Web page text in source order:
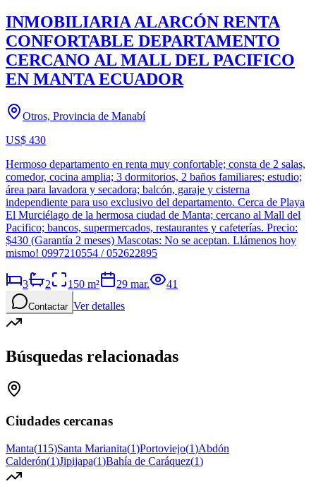
INMOBILIARIA ALARCÓN RENTA
CONFORTABLE DEPARTAMENTO
CERCANO AL MALL DEL PACIFICO
EN MANTA ECUADOR
Otros, Provincia de Manabí
US$ 430
Hermoso departamento en renta muy confortable; consta de 2 salas,
comedor, cocina amplia; 3 dormitorios, 2 baños familiares; estudio;
área para lavadora y secadora; balcón, garaje y cisterna
independiente para uso exclusivo del departamento. Cerca de Playa
El Murciélago de la hermosa ciudad de Manta; cercano al Mall del
Pacifico; bancos, supermercados, restaurantes y cafeterías. Precio:
$430 (Garantía 2 meses) Mascotas: No se aceptan. Llámenos hoy
mismo! 0997210554 / 052622895
3 2 150 m² 29 mar. 41
Contactar Ver detalles
Búsquedas relacionadas
Ciudades cercanas
Manta(115)Santa Marianita(1)Portoviejo(1)Abdón
Calderón(1)Jipijapa(1)Bahía de Caráquez(1)